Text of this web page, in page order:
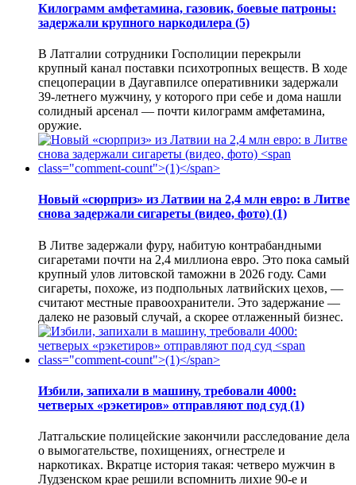
Килограмм амфетамина, газовик, боевые патроны:
задержали крупного наркодилера (5)
В Латгалии сотрудники Госполиции перекрыли
крупный канал поставки психотропных веществ. В ходе
спецоперации в Даугавпилсе оперативники задержали
39-летнего мужчину, у которого при себе и дома нашли
солидный арсенал — почти килограмм амфетамина,
оружие.
Новый «сюрприз» из Латвии на 2,4 млн евро: в Литве
снова задержали сигареты (видео, фото) (1)
В Литве задержали фуру, набитую контрабандными
сигаретами почти на 2,4 миллиона евро. Это пока самый
крупный улов литовской таможни в 2026 году. Сами
сигареты, похоже, из подпольных латвийских цехов, —
считают местные правоохранители. Это задержание —
далеко не разовый случай, а скорее отлаженный бизнес.
Избили, запихали в машину, требовали 4000:
четверых «рэкетиров» отправляют под суд (1)
Латгальские полицейские закончили расследование дела
о вымогательстве, похищениях, огнестреле и
наркотиках. Вкратце история такая: четверо мужчин в
Лудзенском крае решили вспомнить лихие 90-е и